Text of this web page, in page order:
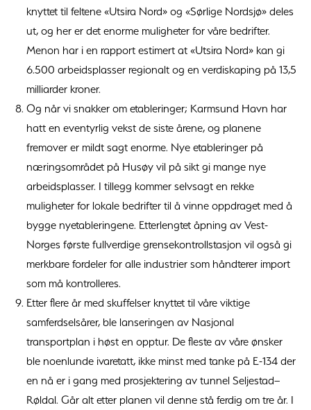
knyttet til feltene «Utsira Nord» og «Sørlige Nordsjø» deles
ut, og her er det enorme muligheter for våre bedrifter.
Menon har i en rapport estimert at «Utsira Nord» kan gi
6.500 arbeidsplasser regionalt og en verdiskaping på 13,5
milliarder kroner.
Og når vi snakker om etableringer; Karmsund Havn har
hatt en eventyrlig vekst de siste årene, og planene
fremover er mildt sagt enorme. Nye etableringer på
næringsområdet på Husøy vil på sikt gi mange nye
arbeidsplasser. I tillegg kommer selvsagt en rekke
muligheter for lokale bedrifter til å vinne oppdraget med å
bygge nyetableringene. Etterlengtet åpning av Vest-
Norges første fullverdige grensekontrollstasjon vil også gi
merkbare fordeler for alle industrier som håndterer import
som må kontrolleres.
Etter flere år med skuffelser knyttet til våre viktige
samferdselsårer, ble lanseringen av Nasjonal
transportplan i høst en opptur. De fleste av våre ønsker
ble noenlunde ivaretatt, ikke minst med tanke på E-134 der
en nå er i gang med prosjektering av tunnel Seljestad–
Røldal. Går alt etter planen vil denne stå ferdig om tre år. I